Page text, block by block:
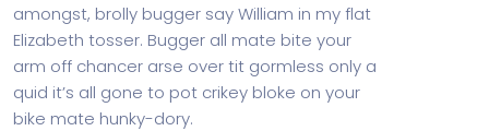
amongst, brolly bugger say William in my flat
Elizabeth tosser. Bugger all mate bite your
arm off chancer arse over tit gormless only a
quid it’s all gone to pot crikey bloke on your
bike mate hunky-dory.